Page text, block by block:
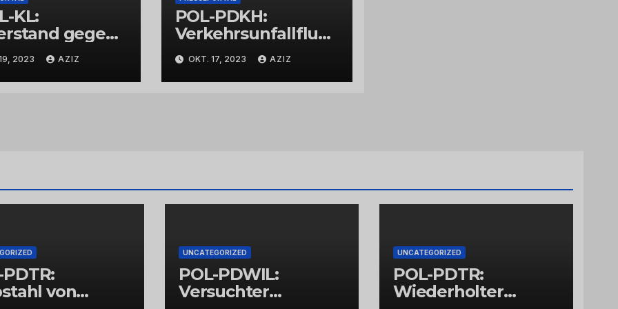
KL:
gegen
2023 AZIZ
POL-PDKH:
Verkehrsunfallfluch
t nach
Abbiegevorgang
OKT. 17, 2023 AZIZ
PDTR:
von
UNCATEGORIZED
POL-PDWIL:
Versuchter
UNCATEGORIZED
POL-PDTR:
Wiederholter